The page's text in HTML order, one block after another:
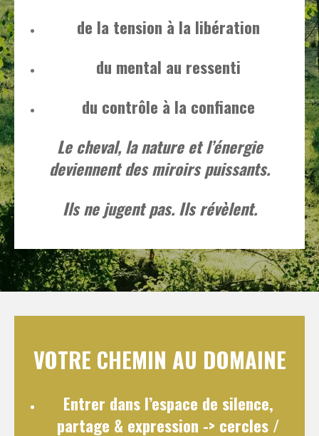
de la tension à la libération
du mental au ressenti
du contrôle à la confiance
Le cheval, la nature et l’énergie
deviennent des miroirs puissants.
Ils ne jugent pas. Ils révèlent.
VOTRE CHEMIN AU DOMAINE
Entrer dans l’espace de silence,
partage & expression -> cercles /